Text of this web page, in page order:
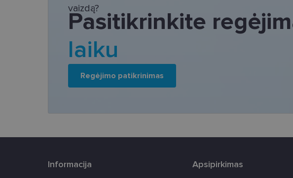
vaizdą?
Pasitikrinkite
laiku
Regėjimo patikrinimas
Informacija Apsipirkimas
Būtinieji slapukai
Šie slapukai yra būtini, kad galėtumėte naršyti
tačiau neatskleidžia Jūsų tapatybės, taip pat
country_ok
www.lensor.lt
1
www.lensor.lt